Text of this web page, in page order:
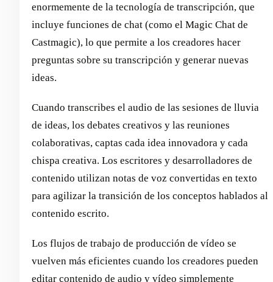
enormemente de la tecnología de transcripción, que
incluye funciones de chat (como el Magic Chat de
Castmagic), lo que permite a los creadores hacer
preguntas sobre su transcripción y generar nuevas
ideas.
Cuando transcribes el audio de las sesiones de lluvia
de ideas, los debates creativos y las reuniones
colaborativas, captas cada idea innovadora y cada
chispa creativa. Los escritores y desarrolladores de
contenido utilizan notas de voz convertidas en texto
para agilizar la transición de los conceptos hablados al
contenido escrito.
Los flujos de trabajo de producción de vídeo se
vuelven más eficientes cuando los creadores pueden
editar contenido de audio y vídeo simplemente